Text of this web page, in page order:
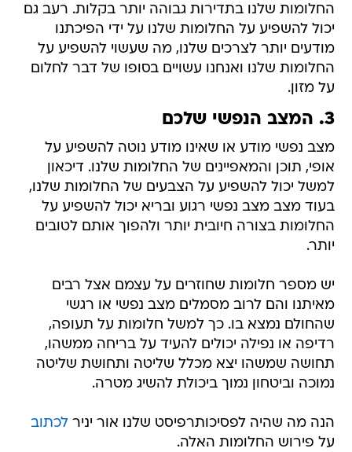
החלומות שלנו בתדירות גבוהה יותר בקלות. רעב גם
יכול להשפיע על החלומות שלנו על ידי הפיכתנו
מודעים יותר לצרכים שלנו, מה שעשוי להשפיע על
החלומות שלנו ואנחנו עשויים בסופו של דבר לחלום
על מזון.
3. המצב הנפשי שלכם
מצב נפשי מודע או שאינו מודע נוטה להשפיע על
אופי, תוכן והמאפיינים של החלומות שלנו. דיכאון
למשל יכול להשפיע על הצבעים של החלומות שלנו,
בעוד מצב מצב נפשי רגוע ובריא יכול להשפיע על
החלומות בצורה חיובית יותר ולהפוך אותם לטובים
יותר.
יש מספר חלומות שחוזרים על עצמם אצל רבים
מאיתנו והם לרוב מסמלים מצב נפשי או רגשי
שהחולם נמצא בו. כך למשל חלומות על תעופה,
רדיפה או נפילה יכולים להעיד על בריחה ממשהו,
תחושה שמשהו יצא מכלל שליטה ותחושת שליטה
נמוכה וביטחון נמוך ביכולת להשיג מטרה.
הנה מה שהיה לפסיכותרפיסט שלנו אור ינירלכתוב
על פירוש החלומות האלה.